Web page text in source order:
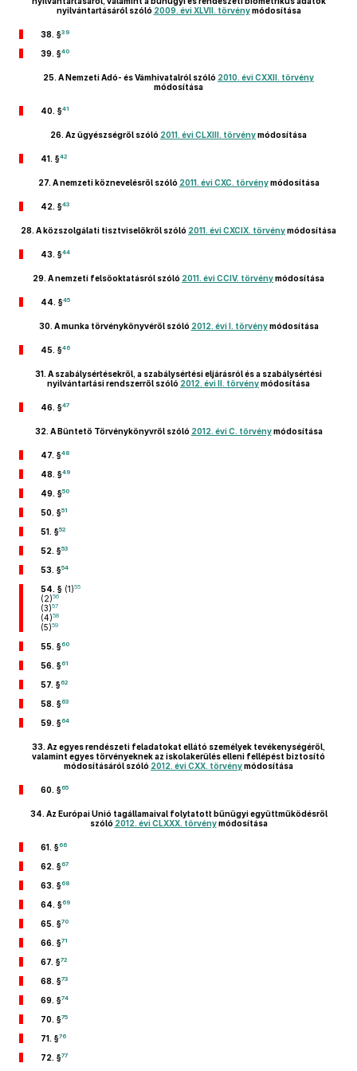
nyilvántartásáról szóló 2009. évi XLVII. törvénymódosítása
38. §39
39. §40
25. A Nemzeti Adó- és Vámhivatalról szóló 2010. évi CXXII. törvény
módosítása
40. §41
26. Az ügyészségről szóló 2011. évi CLXIII. törvénymódosítása
41. §42
27. A nemzeti köznevelésről szóló 2011. évi CXC. törvénymódosítása
42. §43
28. A közszolgálati tisztviselőkről szóló 2011. évi CXCIX. törvénymódosítása
43. §44
29. A nemzeti felsőoktatásról szóló 2011. évi CCIV. törvénymódosítása
44. §45
30. A munka törvénykönyvéről szóló 2012. évi I. törvénymódosítása
45. §46
31. A szabálysértésekről, a szabálysértési eljárásról és a szabálysértési
nyilvántartási rendszerről szóló 2012. évi II. törvénymódosítása
46. §47
32. A Büntető Törvénykönyvről szóló 2012. évi C. törvénymódosítása
47. §48
48. §49
49. §50
50. §51
51. §52
52. §53
53. §54
54. §(1)55
(2)56
(3)57
(4)58
(5)59
55. §60
56. §61
57. §62
58. §63
59. §64
33. Az egyes rendészeti feladatokat ellátó személyek tevékenységéről,
valamint egyes törvényeknek az iskolakerülés elleni fellépést biztosító
módosításáról szóló 2012. évi CXX. törvénymódosítása
60. §65
34. Az Európai Unió tagállamaival folytatott bűnügyi együttműködésről
szóló 2012. évi CLXXX. törvénymódosítása
61. §66
62. §67
63. §68
64. §69
65. §70
66. §71
67. §72
68. §73
69. §74
70. §75
71. §76
72. §77